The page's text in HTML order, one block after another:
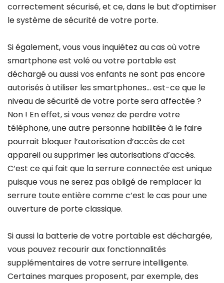
correctement sécurisé, et ce, dans le but d’optimiser
le système de sécurité de votre porte.
Si également, vous vous inquiétez au cas où votre
smartphone est volé ou votre portable est
déchargé ou aussi vos enfants ne sont pas encore
autorisés à utiliser les smartphones… est-ce que le
niveau de sécurité de votre porte sera affectée ?
Non ! En effet, si vous venez de perdre votre
téléphone, une autre personne habilitée à le faire
pourrait bloquer l’autorisation d’accès de cet
appareil ou supprimer les autorisations d’accès.
C’est ce qui fait que la serrure connectée est unique
puisque vous ne serez pas obligé de remplacer la
serrure toute entière comme c’est le cas pour une
ouverture de porte classique.
Si aussi la batterie de votre portable est déchargée,
vous pouvez recourir aux fonctionnalités
supplémentaires de votre serrure intelligente.
Certaines marques proposent, par exemple, des